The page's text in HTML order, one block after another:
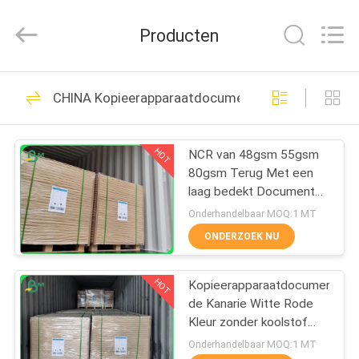
THUIS
PRODUCTEN
OVER
ONS
FABRIEKSTOCHT
KWALITEITSCONTROLE
BMPAPER
CO.,LTD.
Reserved.
Niet bekleed
Woodfree-
Document
478
Het Document van
de compensatiedruk
622
Producten
CHINA Kopieerapparaatdocument Broodjes
HOT
NCR van 48gsm 55gsm
80gsm Terug Met een
laag bedekt Document
Zonder
koolstof/Voorriemverpakking
Onderhandelbaar MOQ:1 MT
ONDERZOEK NU
HOT
Kopieerapparaatdocument
de Kanarie Witte Rode
Kleur zonder koolstof
van het Broodjes55gsm
Onderhandelbaar MOQ:1 MT